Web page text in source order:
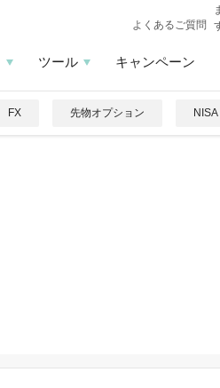
よくあるご質問
ツール キャンペーン
FX 先物オプション NISA